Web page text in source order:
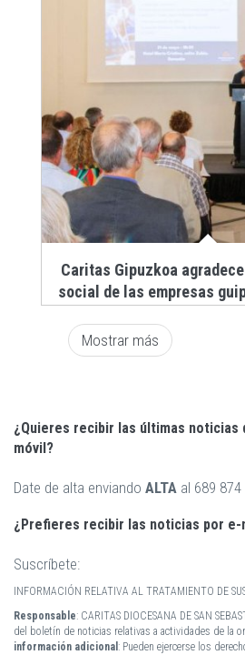
Caritas Gipuzkoa
social de las empresas
PaginaciónMostrar más
¿Quieres recibir las últimas
móvil?
Date de alta enviando ALTA al 689
¿Prefieres recibir las noticias por e-
Suscríbete:
INFORMACIÓN RELATIVA AL TRATAMIENTO DE
Responsable: CARITAS DIOCESANA DE SAN
del boletín de noticias relativas a actividades de la
información adicional : Pueden ejercerse los